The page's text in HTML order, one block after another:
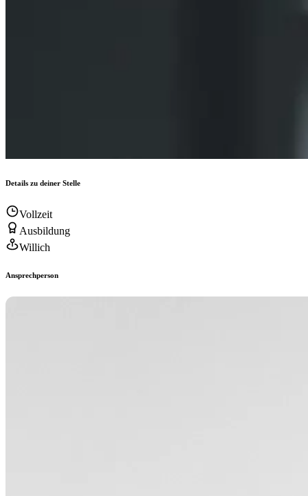
Details zu deiner Stelle
Vollzeit
Ausbildung
Willich
Ansprechperson